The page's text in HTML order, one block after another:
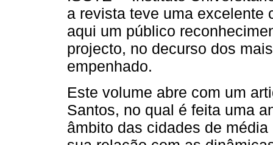
a revista teve uma excelente
aqui um público
projecto, no decurso dos
empenhado.
Este volume abre com um
Santos, no qual é feita uma
âmbito das cidades de